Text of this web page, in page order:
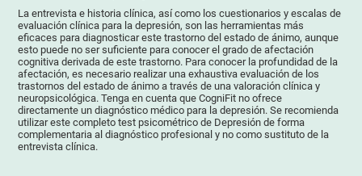
La entrevista e historia clínica, así como los cuestionarios y escalas de
evaluación clínica para la depresión, son las herramientas más
eficaces para diagnosticar este trastorno del estado de ánimo, aunque
esto puede no ser suficiente para conocer el grado de afectación
cognitiva derivada de este trastorno. Para conocer la profundidad de la
afectación, es necesario realizar una exhaustiva evaluación de los
trastornos del estado de ánimo a través de una valoración clínica y
neuropsicológica. Tenga en cuenta que CogniFit no ofrece
directamente un diagnóstico médico para la depresión. Se recomienda
utilizar este completo test psicométrico de Depresión de forma
complementaria al diagnóstico profesional y no como sustituto de la
entrevista clínica.